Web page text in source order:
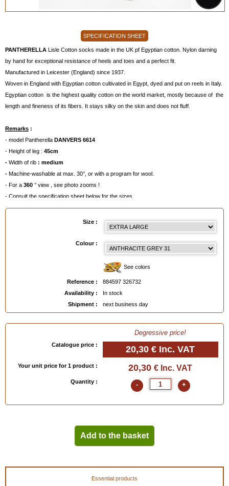
SPECIFICATION SHEET
PANTHERELLA Lisle Cotton socks made in the UK pf Egyptian cotton. Nylon darning
by hand for exceptional resistance of heels and toes and a perfect fit.
Manufactured in Leicester (England) since 1937.
Woven in England with Egyptian cotton cultivated in Egypt, dyed and put on reels in Italy.
Egyptian cotton is the highest quality cotton on the world market, mostly because of the
length and fineness of its fibers. It stays silky on the skin and does not fluff.
Remarks :
- model Pantherella DANVERS 6614
- Height of leg : 45cm
- Width of rib : medium
- Machine-washable at max. 30°, or with a program for wool.
- For a 360 ° view , see photo zooms !
- Consult the specification sheet below for the sizes
- Degressive prices per colour and size,
To choose a colour, click on the painter's palette below or order a
- Small = 39/40 (Eur) - 6/7 (UK) - 7/8 (USA)
- Medium = 41/44 (Eur) - 7½/9½ (UK) - 8½/11 (USA)
- Large = 45/47 (Eur) - 10/12 (UK) - 11½/13 (USA)
- Extra Large = 48/49 (Eur) - 13/14 (UK) - 13½/15 (USA)
Size :
Colour :
See colors
Reference :
884597 326732
Availability :
In stock
Shipment :
next business day
Degressive price!
Catalogue price : 20,30 € Inc. VAT
Your unit price for 1 product : 20,30 € Inc. VAT
Quantity : - +
Add to the basket
Essential products